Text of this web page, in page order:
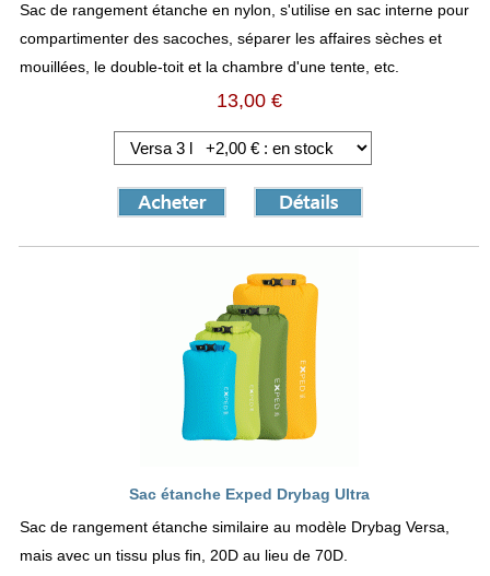
Sac de rangement étanche en nylon, s'utilise en sac interne pour
compartimenter des sacoches, séparer les affaires sèches et
mouillées, le double-toit et la chambre d'une tente, etc.
13,00 €
Sac étanche Exped Drybag Ultra
Sac de rangement étanche similaire au modèle Drybag Versa,
mais avec un tissu plus fin, 20D au lieu de 70D.